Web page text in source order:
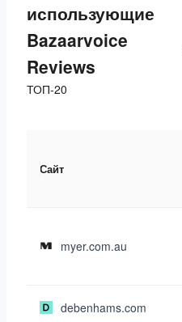
использующие
Bazaarvoice
Reviews
ТОП-20
Сайт
myer.com.au
debenhams.com